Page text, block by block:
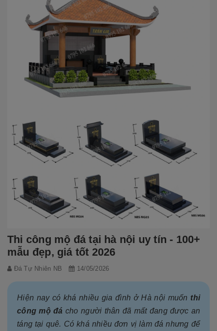
Thi công mộ đá tại hà nội uy tín - 100+
mẫu đẹp, giá tốt 2026
Đá Tự Nhiên NB 14/05/2026
Hiện nay có khá nhiều gia đình ở Hà nội muốn thi
công mộ đá cho người thân đã mất đang được an
táng tại quê. Có khá nhiều đơn vị làm đá nhưng để